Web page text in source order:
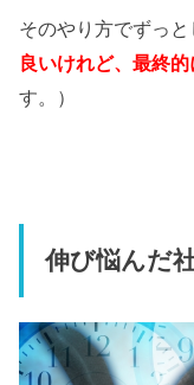
そのやり方でずっ
良いけれど、最終
す。）
伸び悩んだ